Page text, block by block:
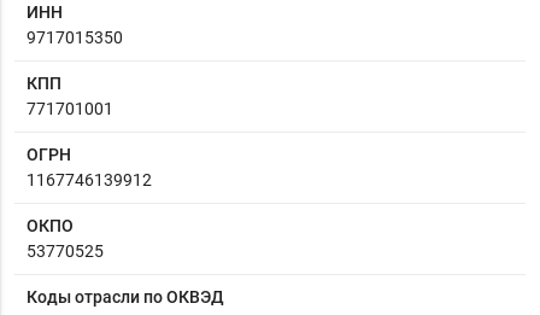
ИНН
9717015350
КПП
771701001
ОГРН
1167746139912
ОКПО
53770525
Коды отрасли по ОКВЭД